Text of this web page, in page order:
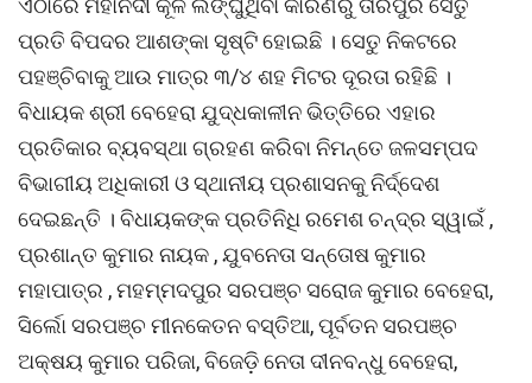
ଏଠାରେ ମହାନଦୀ କୂଳ ଲଙ୍ଘୁଥିବା କାରଣରୁ ତାରପୁର ସେତୁ
ପ୍ରତି ବିପଦର ଆଶଙ୍କା ସୃଷ୍ଟି ହୋଇଛି । ସେତୁ ନିକଟରେ
ପହଞ୍ଚିବାକୁ ଆଉ ମାତ୍ର ୩/୪ ଶହ ମିଟର ଦୂରତା ରହିଛି ।
ବିଧାୟକ ଶ୍ରୀ ବେହେରା ଯୁଦ୍ଧକାଳୀନ ଭିତ୍ତିରେ ଏହାର
ପ୍ରତିକାର ବ୍ୟବସ୍ଥା ଗ୍ରହଣ କରିବା ନିମନ୍ତେ ଜଳସମ୍ପଦ
ବିଭାଗୀୟ ଅଧିକାରୀ ଓ ସ୍ଥାନୀୟ ପ୍ରଶାସନକୁ ନିର୍ଦ୍ଦେଶ
ଦେଇଛନ୍ତି । ବିଧାୟକଙ୍କ ପ୍ରତିନିଧି ରମେଶ ଚନ୍ଦ୍ର ସ୍ୱାଇଁ ,
ପ୍ରଶାନ୍ତ କୁମାର ନାୟକ , ଯୁବନେତା ସନ୍ତୋଷ କୁମାର
ମହାପାତ୍ର , ମହମ୍ମଦପୁର ସରପଞ୍ଚ ସରୋଜ କୁମାର ବେହେରା,
ସିର୍ଲୋ ସରପଞ୍ଚ ମୀନକେତନ ବସ୍ତିଆ, ପୂର୍ବତନ ସରପଞ୍ଚ
ଅକ୍ଷୟ କୁମାର ପରିଜା, ବିଜେଡ଼ି ନେତା ଦୀନବନ୍ଧୁ ବେହେରା,